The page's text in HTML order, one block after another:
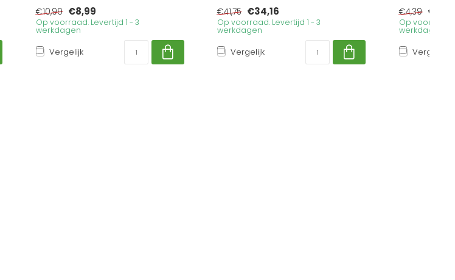
€10,99 €8,99
Op voorraad. Levertijd 1 - 3
werkdagen
Vergelijk
€41,75 €34,16
Op voorraad. Levertijd 1 - 3
werkdagen
Vergelijk
€4,39 €3,59
Op voorraad.
werkdagen
Vergelijk